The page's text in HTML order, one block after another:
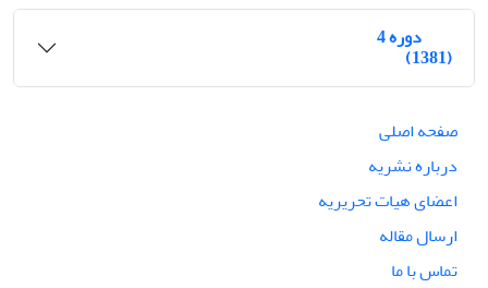
دوره 4
(1381)
صفحه اصلی
درباره نشریه
اعضای هیات تحریریه
ارسال مقاله
تماس با ما